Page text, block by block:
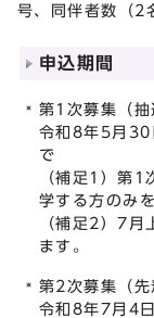
号、同伴者数（2
申込期間
第1次募集（抽
令和8年5月30
で
（補足1）第1
学する方のみ
（補足2）7月
ます。
第2次募集（
令和8年7月4